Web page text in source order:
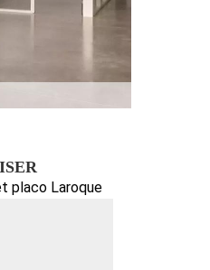
placo Laroque